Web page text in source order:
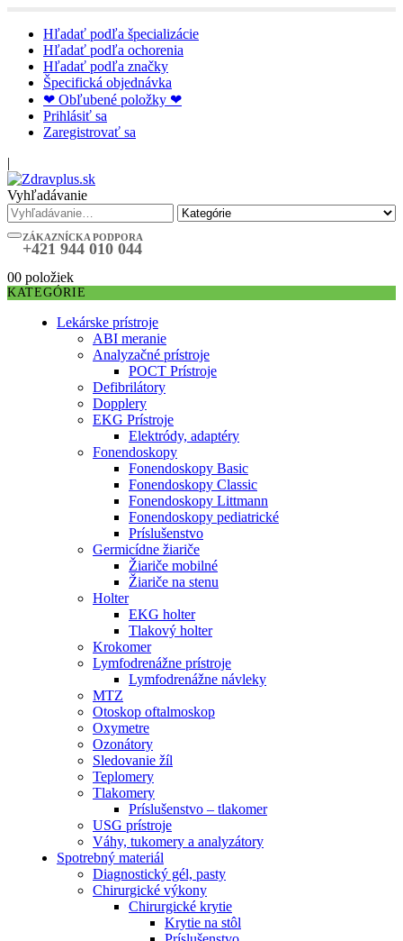
Hľadať podľa špecializácie
Hľadať podľa ochorenia
Hľadať podľa značky
Špecifická objednávka
❤ Obľubené položky ❤
Prihlásiť sa
Zaregistrovať sa
|
Vyhľadávanie
ZÁKAZNÍCKA PODPORA
+421 944 010 044
00 položiek
KATEGÓRIE
Lekárske prístroje
ABI meranie
Analyzačné prístroje
POCT Prístroje
Defibrilátory
Dopplery
EKG Prístroje
Elektródy, adaptéry
Fonendoskopy
Fonendoskopy Basic
Fonendoskopy Classic
Fonendoskopy Littmann
Fonendoskopy pediatrické
Príslušenstvo
Germicídne žiariče
Žiariče mobilné
Žiariče na stenu
Holter
EKG holter
Tlakový holter
Krokomer
Lymfodrenážne prístroje
Lymfodrenážne návleky
MTZ
Otoskop oftalmoskop
Oxymetre
Ozonátory
Sledovanie žíl
Teplomery
Tlakomery
Príslušenstvo – tlakomer
USG prístroje
Váhy, tukomery a analyzátory
Spotrebný materiál
Diagnostický gél, pasty
Chirurgické výkony
Chirurgické krytie
Krytie na stôl